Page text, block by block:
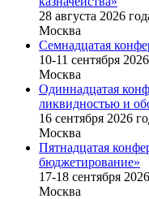
28 августа 2026
Москва
Семнадцатая
10-11 сентября
Москва
Одиннадцатая
ликвидностью и
16 cентября 2026
Москва
Пятнадцатая
бюджетирование»
17-18 сентября
Москва